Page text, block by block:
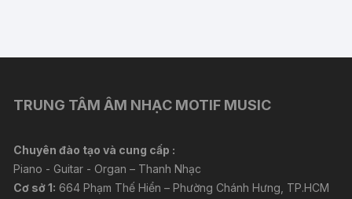
TRUNG TÂM ÂM NHẠC MOTIF MUSIC
Chuyên đào tạo và cung cấp :
Piano - Guitar - Organ – Thanh Nhạc
Cơ sở 1: 664 Phạm Thế Hiển – Phường Chánh Hưng, TP.HCM